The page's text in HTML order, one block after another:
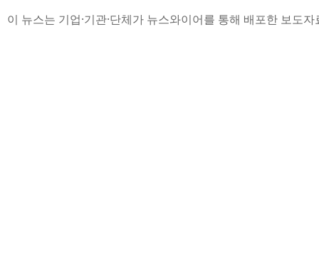
이 뉴스는 기업·기관·단체가 뉴스와이어를 통해 배포한 보도